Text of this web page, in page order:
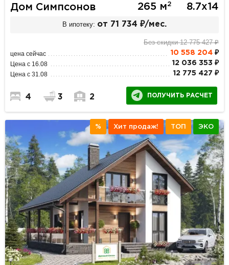
Дом Симпсонов 265 м2 8.7х14
В ипотеку: от 71 734 ₽/мес.
Без скидки 12 775 427 ₽
цена сейчас 10 558 204₽
Цена с 16.08 12 036 353 ₽
Цена с 31.08 12 775 427 ₽
4 3 2 ПОЛУЧИТЬ РАСЧЕТ
% Хит продаж! ТОП ЭКО